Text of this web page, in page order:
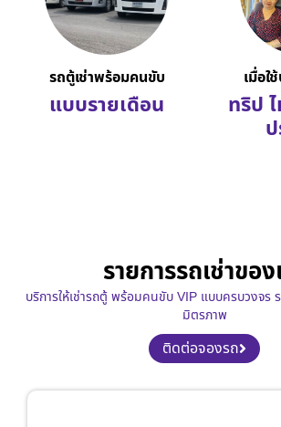
รถตู้เช่าพร้อมคนขับ
แบบรายเดือน
เมื่อใ
ทริป
รายการรถเช่าของ
บริการให้เช่ารถตู้ พร้อมคนขับ VIP แบบครบวงจร
มิตรภาพ
ติดต่อจองรถ